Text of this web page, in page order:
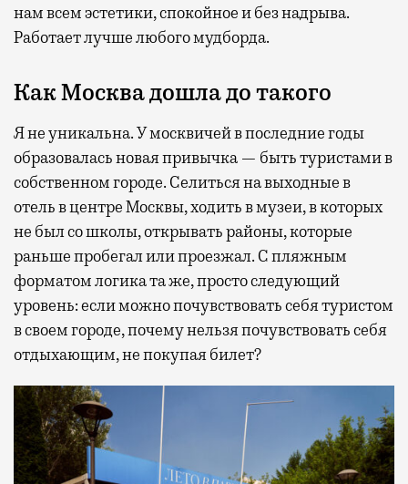
нам всем эстетики, спокойное и без надрыва.
Работает лучше любого мудборда.
Как Москва дошла до такого
Я не уникальна. У москвичей в последние годы
образовалась новая привычка — быть туристами в
собственном городе. Селиться на выходные в
отель в центре Москвы, ходить в музеи, в которых
не был со школы, открывать районы, которые
раньше пробегал или проезжал. С пляжным
форматом логика та же, просто следующий
уровень: если можно почувствовать себя туристом
в своем городе, почему нельзя почувствовать себя
отдыхающим, не покупая билет?